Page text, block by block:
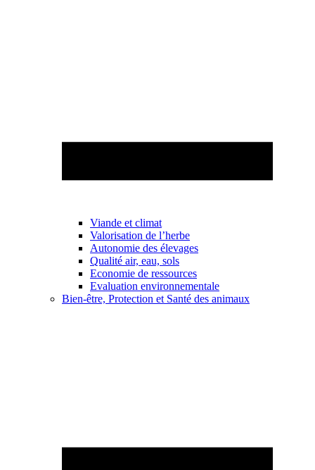
Viande et climat
Valorisation de l’herbe
Autonomie des élevages
Qualité air, eau, sols
Economie de ressources
Evaluation environnementale
Bien-être, Protection et Santé des animaux